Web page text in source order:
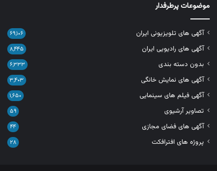
موضوعات پرطرفدار
آگهی های تلویزیونی ایران ۶۹,۱۰۶
آگهی های رادیویی ایران ۸,۴۴۵
بدون دسته بندی ۶,۳۳۳
آگهی های نمایش خانگی ۳,۴۰۳
آگهی فیلم های سینمایی ۱,۶۵۰
تصاویر آرشیوی ۵۹
آگهی های فضای مجازی ۴۴
پروژه های افترافکت ۲۸